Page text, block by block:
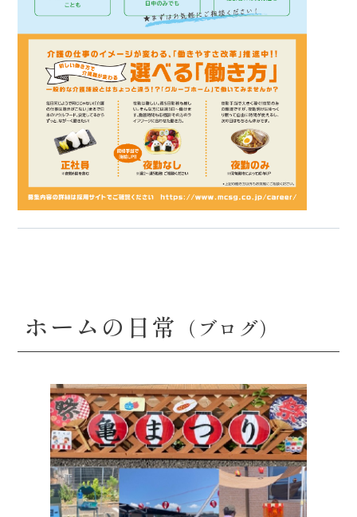
ホームの日常 （ブログ）